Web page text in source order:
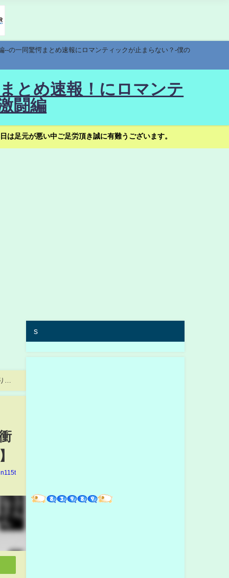
の一同驚愕まとめ速報にロマンティックが止まらない？-僕の
とめ速報！にロマンテ
闘編
足元が悪い中ご足労頂き誠に有難うございます。
解
s